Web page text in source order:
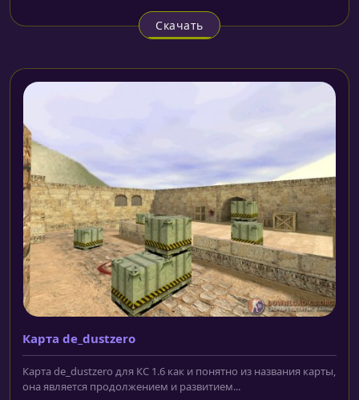
Скачать
Карта de_dustzero
Карта de_dustzero для КС 1.6 как и понятно из названия карты,
она является продолжением и развитием...